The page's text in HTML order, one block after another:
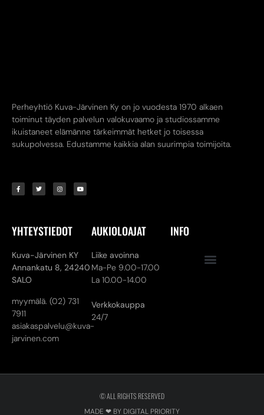
Perheyhtiö Kuva-Järvinen Ky on jo vuodesta 1970 alkaen
toiminut täyden palvelun valokuvaamo ja studiossamme
ikuistaneet elämänne tärkeimmät hetket jo toisessa
sukupolvessa. Edustamme kaikkia alan suurimpia toimijoita.
YHTEYSTIEDOT
Kuva-Järvinen KY
Annankatu 8, 24240
SALO
myymälä. (02) 731
7911
asiakaspalvelu@kuva-
jarvinen.com
AUKIOLOAJAT
Liike avoinna
Ma-Pe 9.00-17.00
La 10.00-14.00
Verkkokauppa
24/7
INFO
© ALL RIGHTS RESERVED
MADE ❤ BY DIGITAL PRIORITY